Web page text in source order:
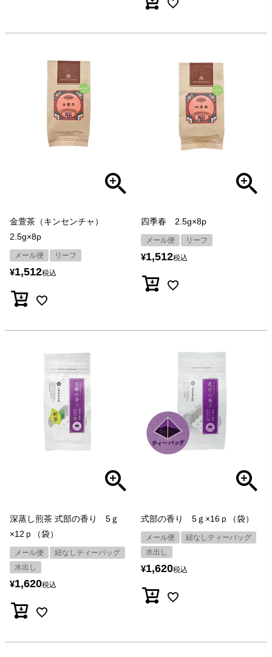
金萱茶（キンセンチャ）
2.5g×8p
メール便 リーフ
¥1,512税込
四季春 2.5g×8p
メール便 リーフ
¥1,512税込
深蒸し煎茶 式部の香り 5ｇ
×12ｐ（袋）
メール便
紐なしティーバッグ
水出し
¥1,620税込
式部の香り 5ｇ×16ｐ（袋）
メール便
紐なしティーバッグ
水出し
¥1,620税込